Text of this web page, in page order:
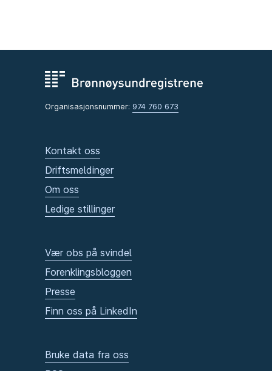
Organisasjonsnummer: 974 760 673
Kontakt oss
Driftsmeldinger
Om oss
Ledige stillinger
Vær obs på svindel
Forenklingsbloggen
Presse
Finn oss på LinkedIn
Bruke data fra oss